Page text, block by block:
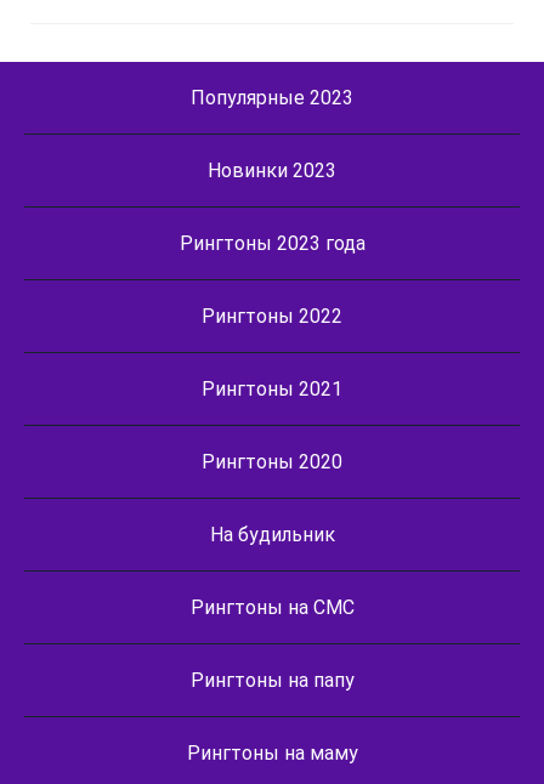
Популярные 2023
Новинки 2023
Рингтоны 2023 года
Рингтоны 2022
Рингтоны 2021
Рингтоны 2020
На будильник
Рингтоны на СМС
Рингтоны на папу
Рингтоны на маму